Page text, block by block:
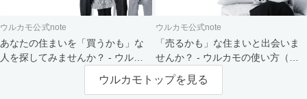
ウルカモ公式note
あなたの住まいを「買うかも」な
人を探してみませんか？ - ウルカ
ウルカモ公式note
「売るかも」な住まいと出会いま
せんか？ - ウルカモの使い方（買
主さま向け）
ウルカモトップを見る